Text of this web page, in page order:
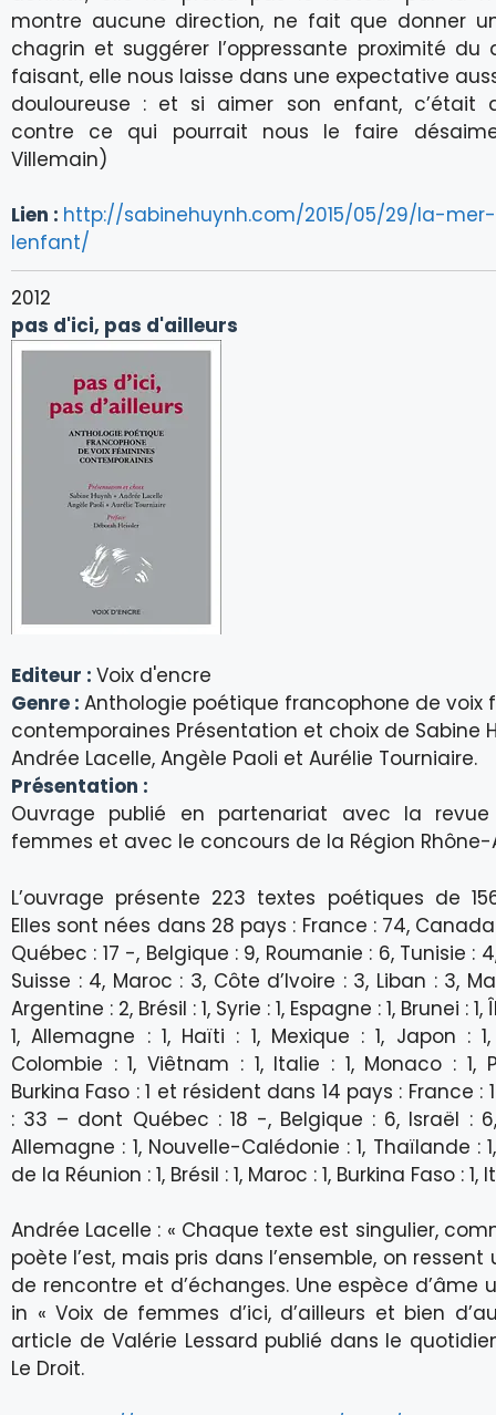
montre aucune direction, ne fait que donner
chagrin et suggérer l’oppressante proximité du
faisant, elle nous laisse dans une expectative
douloureuse : et si aimer son enfant, c’était
contre ce qui pourrait nous le faire
Villemain)
Lien : http://sabinehuynh.com/2015/05/29/la-
lenfant/
2012
pas d'ici, pas d'ailleurs
Editeur : Voix d'encre
Genre : Anthologie poétique francophone de voix
contemporaines Présentation et choix de Sabine
Andrée Lacelle, Angèle Paoli et Aurélie Tourniaire.
Présentation :
Ouvrage publié en partenariat avec la
femmes et avec le concours de la Région Rhône-
L’ouvrage présente 223 textes poétiques de
Elles sont nées dans 28 pays : France : 74,
Québec : 17 -, Belgique : 9, Roumanie : 6, Tunisie :
Suisse : 4, Maroc : 3, Côte d’Ivoire : 3, Liban : 3,
Argentine : 2, Brésil : 1, Syrie : 1, Espagne : 1, Brunei :
1, Allemagne : 1, Haïti : 1, Mexique : 1, Japon :
Colombie : 1, Viêtnam : 1, Italie : 1, Monaco : 1,
Burkina Faso : 1 et résident dans 14 pays : France :
: 33 – dont Québec : 18 -, Belgique : 6, Israël :
Allemagne : 1, Nouvelle-Calédonie : 1, Thaïlande :
de la Réunion : 1, Brésil : 1, Maroc : 1, Burkina Faso : 1,
Andrée Lacelle : « Chaque texte est singulier,
poète l’est, mais pris dans l’ensemble, on
de rencontre et d’échanges. Une espèce d’âme
in « Voix de femmes d’ici, d’ailleurs et bien
article de Valérie Lessard publié dans le
Le Droit.